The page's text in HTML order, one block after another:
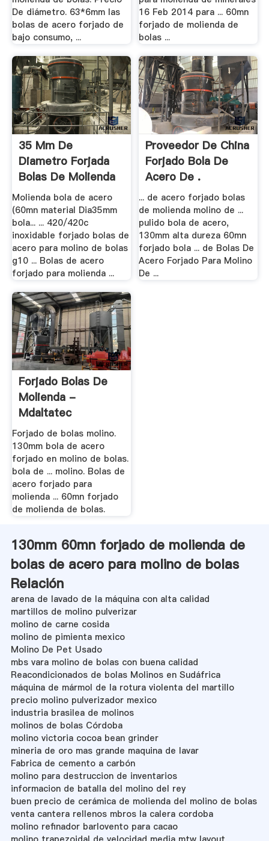
De diámetro. 63*6mm las
bolas de acero forjado de
bajo consumo, ...
16 Feb 2014 para ... 60mn
forjado de molienda de
bolas ...
35 Mm De
Diametro Forjada
Bolas De Molienda
En .
Molienda bola de acero
(60mn material Dia35mm
bola... ... 420/420c
inoxidable forjado bolas de
acero para molino de bolas
g10 ... Bolas de acero
forjado para molienda ...
Proveedor De China
Forjado Bola De
Acero De .
... de acero forjado bolas
de molienda molino de ...
pulido bola de acero,
130mm alta dureza 60mn
forjado bola ... de Bolas De
Acero Forjado Para Molino
De ...
Forjado Bolas De
Molienda -
Mdaltatec
Forjado de bolas molino.
130mm bola de acero
forjado en molino de bolas.
bola de ... molino. Bolas de
acero forjado para
molienda ... 60mn forjado
de molienda de bolas.
130mm 60mn forjado de molienda de
bolas de acero para molino de bolas
Relación
arena de lavado de la máquina con alta calidad
martillos de molino pulverizar
molino de carne cosida
molino de pimienta mexico
Molino De Pet Usado
mbs vara molino de bolas con buena calidad
Reacondicionados de bolas Molinos en Sudáfrica
máquina de mármol de la rotura violenta del martillo
precio molino pulverizador mexico
industria brasilea de molinos
molinos de bolas Córdoba
molino victoria cocoa bean grinder
mineria de oro mas grande maquina de lavar
Fabrica de cemento a carbón
molino para destruccion de inventarios
informacion de batalla del molino del rey
buen precio de cerámica de molienda del molino de bolas
venta cantera rellenos mbros la calera cordoba
molino refinador barlovento para cacao